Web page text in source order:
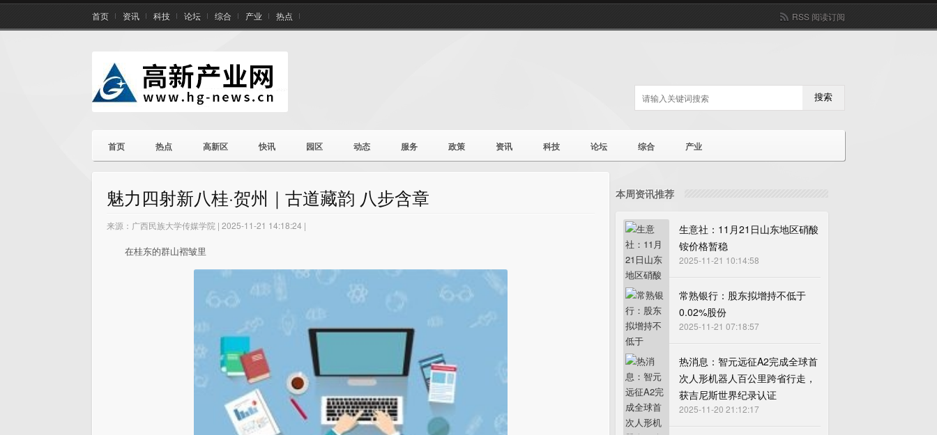
首页 资讯 科技 论坛 综合 产业 热点 RSS 阅读订阅
搜索
首页 热点 高新区 快讯 园区 动态 服务 政策 资讯 科技 论坛 综合 产业
魅力四射新八桂·贺州｜古道藏韵 八步含章
来源：广西民族大学传媒学院 | 2025-11-21 14:18:24 |
在桂东的群山褶皱里
本周资讯推荐
生意社：11月21日山东地区硝酸
铵价格暂稳
2025-11-21 10:14:58
常熟银行：股东拟增持不低于
0.02%股份
2025-11-21 07:18:57
热消息：智元远征A2完成全球首
次人形机器人百公里跨省行走，
获吉尼斯世界纪录认证
2025-11-20 21:12:17